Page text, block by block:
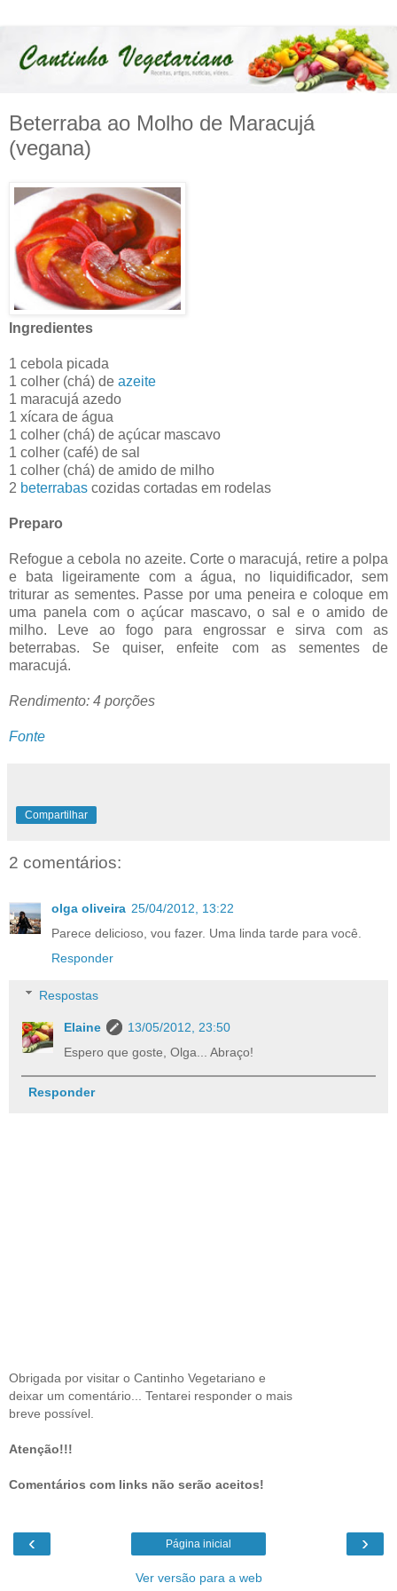
Beterraba ao Molho de Maracujá
(vegana)
Ingredientes
1 cebola picada
1 colher (chá) de azeite
1 maracujá azedo
1 xícara de água
1 colher (chá) de açúcar mascavo
1 colher (café) de sal
1 colher (chá) de amido de milho
2 beterrabas cozidas cortadas em rodelas
Preparo
Refogue a cebola no azeite. Corte o maracujá, retire a polpa
e bata ligeiramente com a água, no liquidificador, sem
triturar as sementes. Passe por uma peneira e coloque em
uma panela com o açúcar mascavo, o sal e o amido de
milho. Leve ao fogo para engrossar e sirva com as
beterrabas. Se quiser, enfeite com as sementes de
maracujá.
Rendimento: 4 porções
Fonte
Compartilhar
2 comentários:
olga oliveira 25/04/2012, 13:22
Parece delicioso, vou fazer. Uma linda tarde para você.
Responder
Respostas
Elaine
13/05/2012, 23:50
Espero que goste, Olga... Abraço!
Responder
Obrigada por visitar o Cantinho Vegetariano e
deixar um comentário... Tentarei responder o mais
breve possível.
Atenção!!!
Comentários com links não serão aceitos!
‹ ›
Página inicial
Ver versão para a web